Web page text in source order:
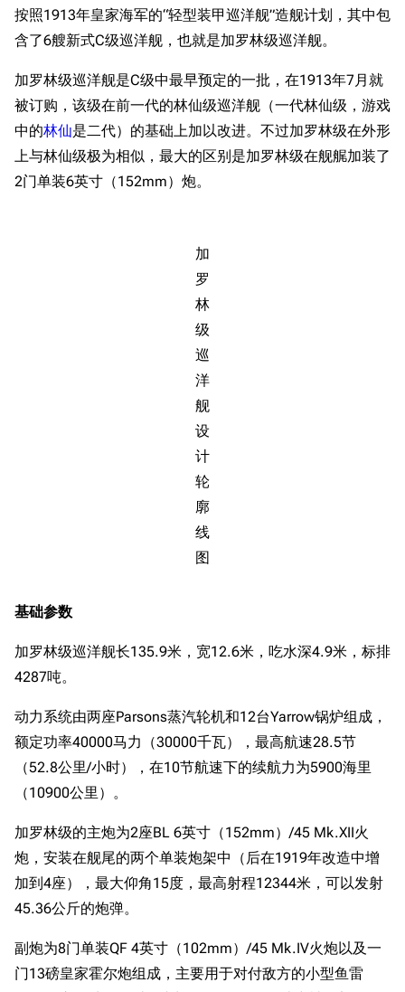
按照1913年皇家海军的“轻型装甲巡洋舰”造舰计划，其中包
含了6艘新式C级巡洋舰，也就是加罗林级巡洋舰。
加罗林级巡洋舰是C级中最早预定的一批，在1913年7月就
被订购，该级在前一代的林仙级巡洋舰（一代林仙级，游戏
中的林仙是二代）的基础上加以改进。不过加罗林级在外形
上与林仙级极为相似，最大的区别是加罗林级在舰艉加装了
2门单装6英寸（152mm）炮。
加
罗
林
级
巡
洋
舰
设
计
轮
廓
线
图
基础参数
加罗林级巡洋舰长135.9米，宽12.6米，吃水深4.9米，标排
4287吨。
动力系统由两座Parsons蒸汽轮机和12台Yarrow锅炉组成，
额定功率40000马力（30000千瓦），最高航速28.5节
（52.8公里/小时），在10节航速下的续航力为5900海里
（10900公里）。
加罗林级的主炮为2座BL 6英寸（152mm）/45 Mk.XII火
炮，安装在舰尾的两个单装炮架中（后在1919年改造中增
加到4座），最大仰角15度，最高射程12344米，可以发射
45.36公斤的炮弹。
副炮为8门单装QF 4英寸（102mm）/45 Mk.IV火炮以及一
门13磅皇家霍尔炮组成，主要用于对付敌方的小型鱼雷